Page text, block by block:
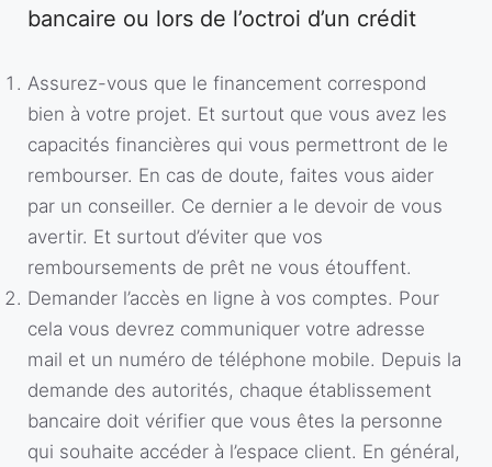
bancaire ou lors de l’octroi d’un crédit
Assurez-vous que le financement correspond
bien à votre projet. Et surtout que vous avez les
capacités financières qui vous permettront de le
rembourser. En cas de doute, faites vous aider
par un conseiller. Ce dernier a le devoir de vous
avertir. Et surtout d’éviter que vos
remboursements de prêt ne vous étouffent.
Demander l’accès en ligne à vos comptes. Pour
cela vous devrez communiquer votre adresse
mail et un numéro de téléphone mobile. Depuis la
demande des autorités, chaque établissement
bancaire doit vérifier que vous êtes la personne
qui souhaite accéder à l’espace client. En général,